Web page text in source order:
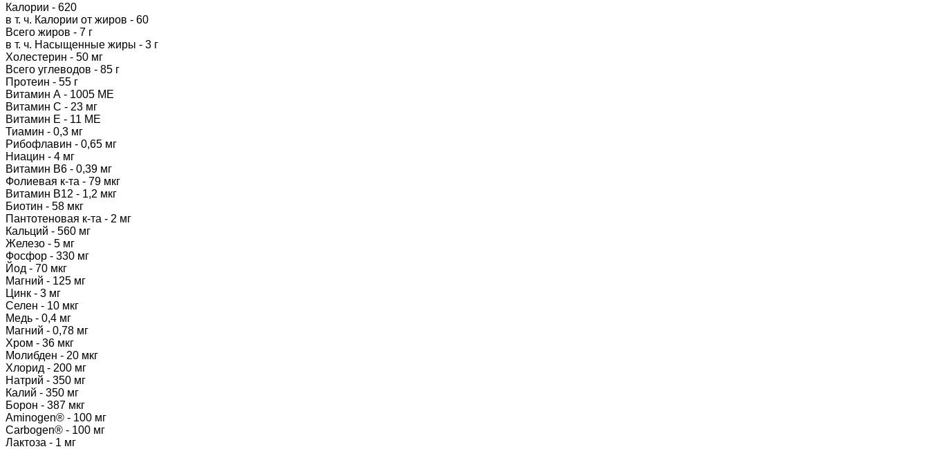
Калории - 620
в т. ч. Калории от жиров - 60
Всего жиров - 7 г
в т. ч. Насыщенные жиры - 3 г
Холестерин - 50 мг
Всего углеводов - 85 г
Протеин - 55 г
Витамин А - 1005 МЕ
Витамин С - 23 мг
Витамин Е - 11 МЕ
Тиамин - 0,3 мг
Рибофлавин - 0,65 мг
Ниацин - 4 мг
Витамин В6 - 0,39 мг
Фолиевая к-та - 79 мкг
Витамин В12 - 1,2 мкг
Биотин - 58 мкг
Пантотеновая к-та - 2 мг
Кальций - 560 мг
Железо - 5 мг
Фосфор - 330 мг
Йод - 70 мкг
Магний - 125 мг
Цинк - 3 мг
Селен - 10 мкг
Медь - 0,4 мг
Магний - 0,78 мг
Хром - 36 мкг
Молибден - 20 мкг
Хлорид - 200 мг
Натрий - 350 мг
Калий - 350 мг
Борон - 387 мкг
Aminogen® - 100 мг
Carbogen® - 100 мг
Лактоза - 1 мг